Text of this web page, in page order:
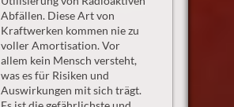
Abfällen. Diese Art von
Kraftwerken kommen nie zu
voller Amortisation. Vor
allem kein Mensch versteht,
was es für Risiken und
Auswirkungen mit sich trägt.